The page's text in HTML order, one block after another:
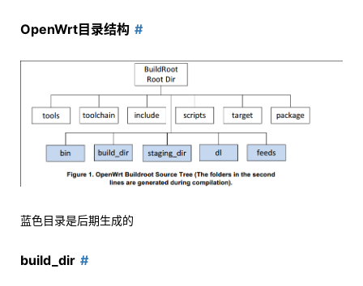
OpenWrt目录结构
蓝色目录是后期生成的
build_dir